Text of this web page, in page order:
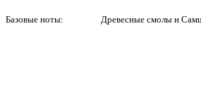
Базовые ноты: Древесные смолы и